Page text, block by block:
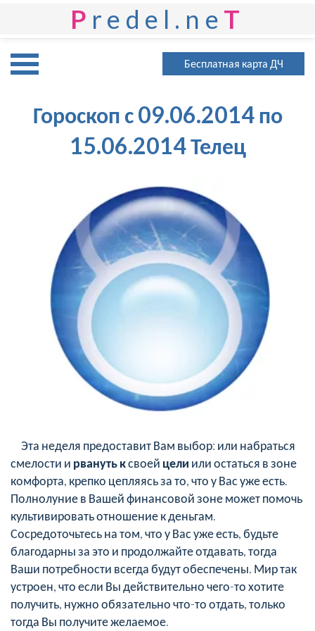
P redel.ne T
Бесплатная карта ДЧ
Гороскоп с 09.06.2014 по
15.06.2014 Телец
Эта неделя предоставит Вам выбор: или набраться
смелости и рванутьксвоей цели или остаться в зоне
комфорта, крепко цепляясь за то, что у Вас уже есть.
Полнолуние в Вашей финансовой зоне может помочь
культивировать отношение к деньгам.
Сосредоточьтесь на том, что у Вас уже есть, будьте
благодарны за это и продолжайте отдавать, тогда
Ваши потребности всегда будут обеспечены. Мир так
устроен, что если Вы действительно чего-то хотите
получить, нужно обязательно что-то отдать, только
тогда Вы получите желаемое.